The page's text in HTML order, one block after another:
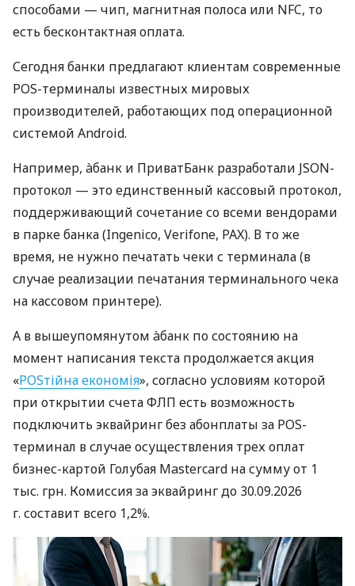
способами — чип, магнитная полоса или NFC, то
есть бесконтактная оплата.
Сегодня банки предлагают клиентам современные
POS-терминалы известных мировых
производителей, работающих под операционной
системой Android.
Например, àбанк и ПриватБанк разработали JSON-
протокол — это единственный кассовый протокол,
поддерживающий сочетание со всеми вендорами
в парке банка (Ingenico, Verifone, PAX). В то же
время, не нужно печатать чеки с терминала (в
случае реализации печатания терминального чека
на кассовом принтере).
А в вышеупомянутом àбанк по состоянию на
момент написания текста продолжается акция
«POSтійна економія», согласно условиям которой
при открытии счета ФЛП есть возможность
подключить эквайринг без абонплаты за POS-
терминал в случае осуществления трех оплат
бизнес-картой Голубая Mastercard на сумму от 1
тыс. грн. Комиссия за эквайринг до 30.09.2026
г. составит всего 1,2%.